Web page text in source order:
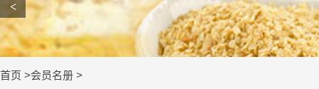
<
首页 会员名册